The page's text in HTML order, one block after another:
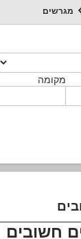
מגרשים
מקומה
מקומה
מקומה
מקומה
עד קומה
חשובים